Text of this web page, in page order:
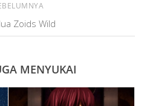
Zoids Wild
MENYUKAI